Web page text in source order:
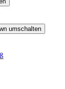
umschalten